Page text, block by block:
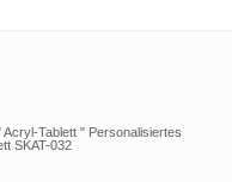
Acryl-Tablett " Personalisiertes
SKAT-032